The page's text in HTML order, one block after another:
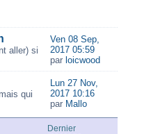
aller) si
Ven 08 Sep,
2017 05:59
par loicwood
qui
Lun 27 Nov,
2017 10:16
par Mallo
Dernier